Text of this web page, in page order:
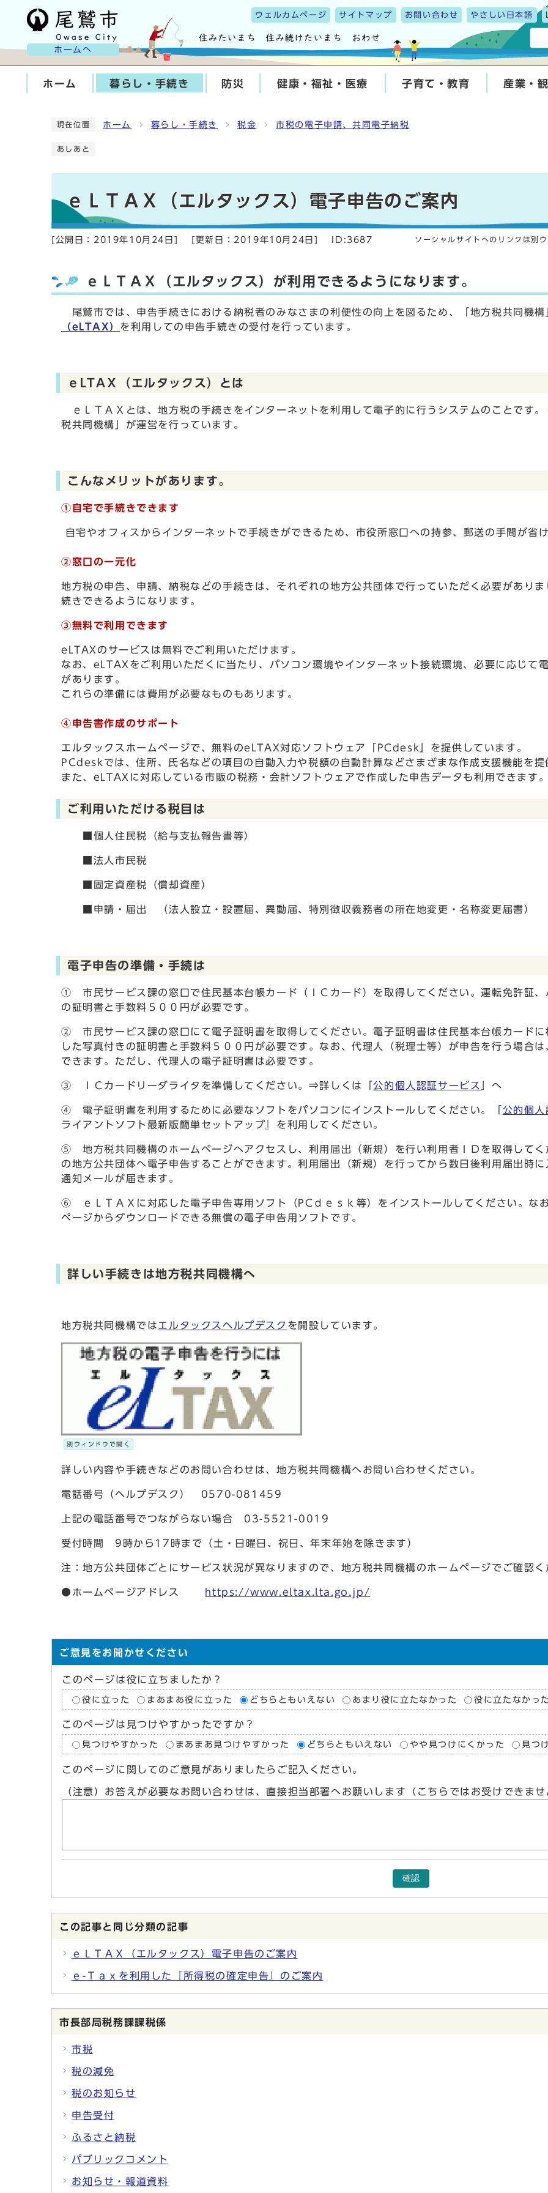
ホームへ
ウェルカムページ サイトマップ お問い合わせ やさしい日本語
ホーム 暮らし・手続き 防災 健康・福祉・医療 子育て・教育 産業・
現在位置 ホーム 暮らし・手続き 税金 市税の電子申請、共同電子納税
あしあと
ｅＬＴＡＸ（エルタックス）電子申告のご案内
[公開日： 2019年10月24日 [更新日： 2019年10月24日 ID:3687 ソーシャルサイトへのリンクは別
ｅＬＴＡＸ（エルタックス）が利用できるようになります。
尾鷲市では、申告手続きにおける納税者のみなさまの利便性の向上を図るため、「地方税共同機構
（eLTAX） を利用しての申告手続きの受付を行っています。
ｅLTAＸ（エルタックス）とは
ｅＬＴＡＸとは、地方税の手続きをインターネットを利用して電子的に行うシステムのことです
税共同機構」が運営を行っています。
こんなメリットがあります。
①自宅で手続きできます
自宅やオフィスからインターネットで手続きができるため、市役所窓口への持参、郵送の手間が省
②窓口の一元化
地方税の申告、申請、納税などの手続きは、それぞれの地方公共団体で行っていただく必要があり
続きできるようになります。
③無料で利用できます
eLTAXのサービスは無料でご利用いただけます。
なお、eLTAXをご利用いただくに当たり、パソコン環境やインターネット接続環境、必要に応じて
があります。
これらの準備には費用が必要なものもあります。
④申告書作成のサポート
エルタックスホームページで、無料のeLTAX対応ソフトウェア「PCdesk」を提供しています。
PCdeskでは、住所、氏名などの項目の自動入力や税額の自動計算などさまざまな作成支援機能を提
また、eLTAXに対応している市販の税務・会計ソフトウェアで作成した申告データも利用できます
ご利用いただける税目は
■個人住民税（給与支払報告書等）
■法人市民税
■固定資産税（償却資産）
■申請・届出 （法人設立・設置届、異動届、特別徴収義務者の所在地変更・名称変更届書）
電子申告の準備・手続は
① 市民サービス課の窓口で住民基本台帳カード（ＩＣカード）を取得してください。運転免許証
の証明書と手数料５００円が必要です。
② 市民サービス課の窓口にて電子証明書を取得してください。電子証明書は住民基本台帳カード
した写真付きの証明書と手数料５００円が必要です。なお、代理人（税理士等）が申告を行う場合
できます。ただし、代理人の電子証明書は必要です。
③ ＩＣカードリーダライタを準備してください。⇒詳しくは「公的個人認証サービス 」へ
④ 電子証明書を利用するために必要なソフトをパソコンにインストールしてください。「 公的個
ライアントソフト最新版簡単セットアップ』を利用してください。
⑤ 地方税共同機構のホームページへアクセスし、利用届出（新規）を行い利用者ＩＤを取得して
の地方公共団体へ電子申告することができます。利用届出（新規）を行ってから数日後利用届出時
通知メールが届きます。
⑥ ｅＬＴＡＸに対応した電子申告専用ソフト（PCｄｅｓｋ等）をインストールしてください。な
ページからダウンロードできる無償の電子申告用ソフトです。
詳しい手続きは地方税共同機構へ
地方税共同機構では エルタックスヘルプデスク を開設しています。
別ウィンドウで開く
詳しい内容や手続きなどのお問い合わせは、地方税共同機構へお問い合わせください。
電話番号（ヘルプデスク） 0570-081459
上記の電話番号でつながらない場合 03-5521-0019
受付時間 9時から17時まで（土・日曜日、祝日、年末年始を除きます）
注：地方公共団体ごとにサービス状況が異なりますので、地方税共同機構のホームページでご確認く
●ホームページアドレス https://www.eltax.lta.go.jp/
ご意見をお聞かせください
このページは役に立ちましたか？
役に立った まあまあ役に立った どちらともいえない あまり役に立たなかった 役に立たなかっ
このページは見つけやすかったですか？
見つけやすかった まあまあ見つけやすかった どちらともいえない やや見つけにくかった 見つ
このページに関してのご意見がありましたらご記入ください。
（注意）お答えが必要なお問い合わせは、直接担当部署へお願いします（こちらではお受けできま
確認
この記事と同じ分類の記事
ｅＬＴＡＸ（エルタックス）電子申告のご案内
ｅ-Ｔａｘを利用した『所得税の確定申告』のご案内
市長部局税務課課税係
市税
税の減免
税のお知らせ
申告受付
ふるさと納税
パブリックコメント
お知らせ・報道資料